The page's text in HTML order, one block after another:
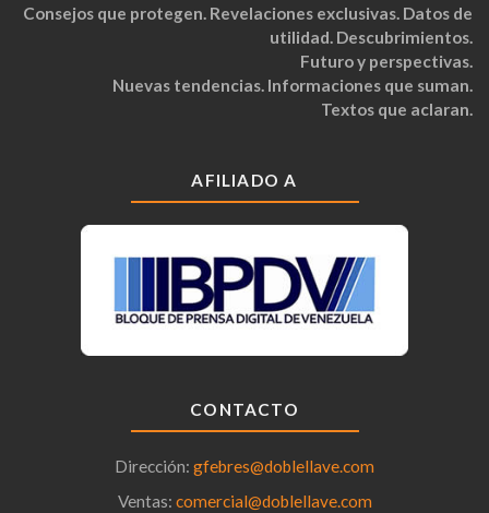
Consejos que protegen. Revelaciones exclusivas. Datos de
utilidad. Descubrimientos.
Futuro y perspectivas.
Nuevas tendencias. Informaciones que suman.
Textos que aclaran.
AFILIADO A
CONTACTO
Dirección: gfebres@doblellave.com
Ventas: comercial@doblellave.com